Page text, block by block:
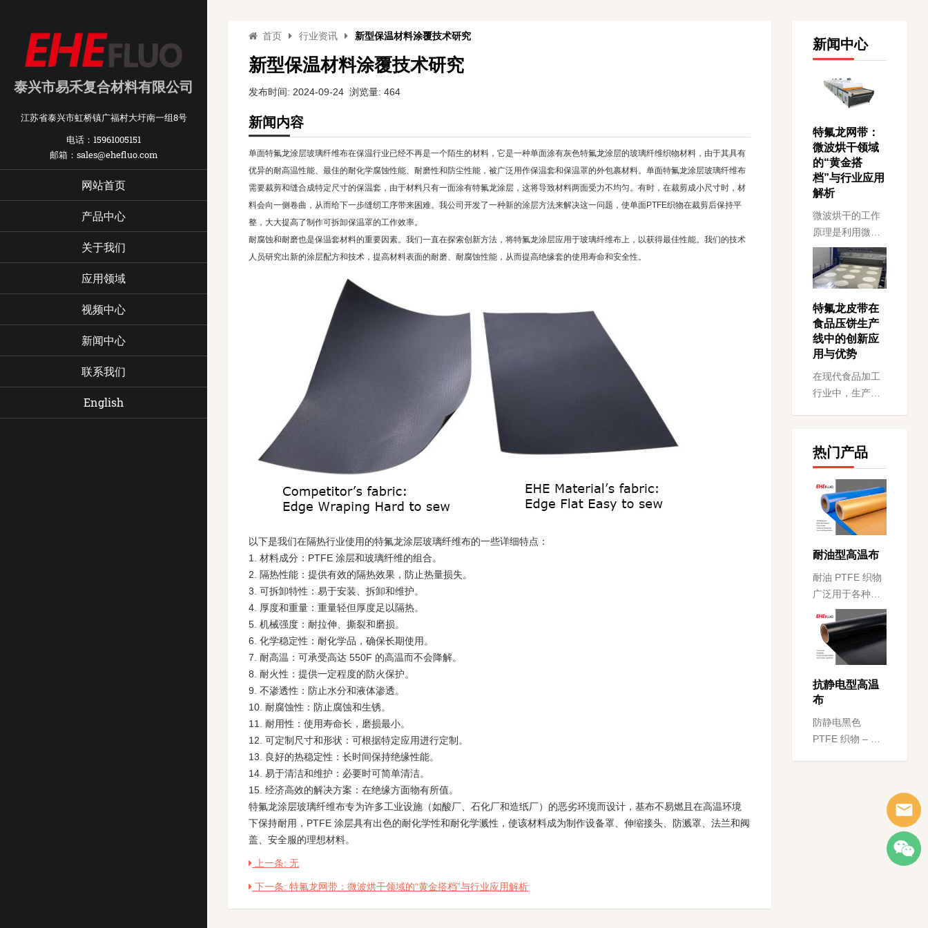
泰兴市易禾复合材料有限公司
江苏省泰兴市虹桥镇广福村大圩南一组8号
电话：15961005151
邮箱：sales@ehefluo.com
网站首页
产品中心
关于我们
应用领域
视频中心
新闻中心
联系我们
English
首页 行业资讯 新型保温材料涂覆技术研究
新型保温材料涂覆技术研究
发布时间: 2024-09-24 浏览量: 464
新闻内容
单面特氟龙涂层玻璃纤维布在保温行业已经不再是一个陌生的材料，它是一种单面涂有灰色特氟龙涂层的玻璃纤维织物材料，由于其具有
优异的耐高温性能、最佳的耐化学腐蚀性能、耐磨性和防尘性能，被广泛用作保温套和保温罩的外包裹材料。单面特氟龙涂层玻璃纤维布
需要裁剪和缝合成特定尺寸的保温套，由于材料只有一面涂有特氟龙涂层，这将导致材料两面受力不均匀。有时，在裁剪成小尺寸时，材
料会向一侧卷曲，从而给下一步缝纫工序带来困难。我公司开发了一种新的涂层方法来解决这一问题，使单面PTFE织物在裁剪后保持平
整，大大提高了制作可拆卸保温罩的工作效率。
耐腐蚀和耐磨也是保温套材料的重要因素。我们一直在探索创新方法，将特氟龙涂层应用于玻璃纤维布上，以获得最佳性能。我们的技术
人员研究出新的涂层配方和技术，提高材料表面的耐磨、耐腐蚀性能，从而提高绝缘套的使用寿命和安全性。
以下是我们在隔热行业使用的特氟龙涂层玻璃纤维布的一些详细特点：
1. 材料成分：PTFE 涂层和玻璃纤维的组合。
2. 隔热性能：提供有效的隔热效果，防止热量损失。
3. 可拆卸特性：易于安装、拆卸和维护。
4. 厚度和重量：重量轻但厚度足以隔热。
5. 机械强度：耐拉伸、撕裂和磨损。
6. 化学稳定性：耐化学品，确保长期使用。
7. 耐高温：可承受高达 550F 的高温而不会降解。
8. 耐火性：提供一定程度的防火保护。
9. 不渗透性：防止水分和液体渗透。
10. 耐腐蚀性：防止腐蚀和生锈。
11. 耐用性：使用寿命长，磨损最小。
12. 可定制尺寸和形状：可根据特定应用进行定制。
13. 良好的热稳定性：长时间保持绝缘性能。
14. 易于清洁和维护：必要时可简单清洁。
15. 经济高效的解决方案：在绝缘方面物有所值。
特氟龙涂层玻璃纤维布专为许多工业设施（如酸厂、石化厂和造纸厂）的恶劣环境而设计，基布不易燃且在高温环境
下保持耐用，PTFE 涂层具有出色的耐化学性和耐化学溅性，使该材料成为制作设备罩、伸缩接头、防溅罩、法兰和阀
盖、安全服的理想材料。
上一条: 无
下一条: 特氟龙网带：微波烘干领域的“黄金搭档”与行业应用解析
新闻中心
特氟龙网带：
微波烘干领域
的“黄金搭
档”与行业应用
解析
微波烘干的工作
原理是利用微波
直接作用于物料
内部分子，使其
高速振动摩擦而
实现由内而外的
快...
特氟龙皮带在
食品压饼生产
线中的创新应
用与优势
在现代食品加工
行业中，生产效
素，特氟龙
（PTFE）皮带作
送材料...
热门产品
耐油型高温布
耐油 PTFE 织物
广泛用于各种工
业食品加工应
用，包括接触式
带式烤架，通过
上下加热带之间
的烹饪实现高生
产率...
抗静电型高温
布
防静电黑色
PTFE 织物 – EB